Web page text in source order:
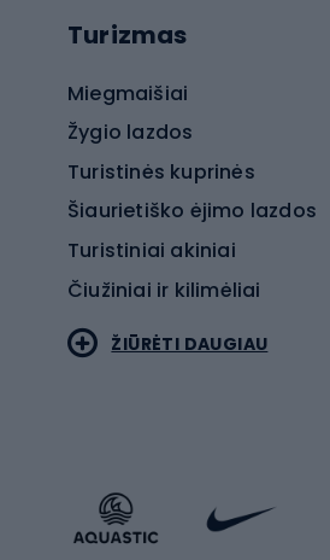
Turizmas
Miegmaišiai
Žygio lazdos
Turistinės kuprinės
Šiaurietiško ėjimo lazdos
Turistiniai akiniai
Čiužiniai ir kilimėliai
Sportinio stiliaus avalynė
Sportinio stiliaus
ŽIŪRĖTI DAUGIAU